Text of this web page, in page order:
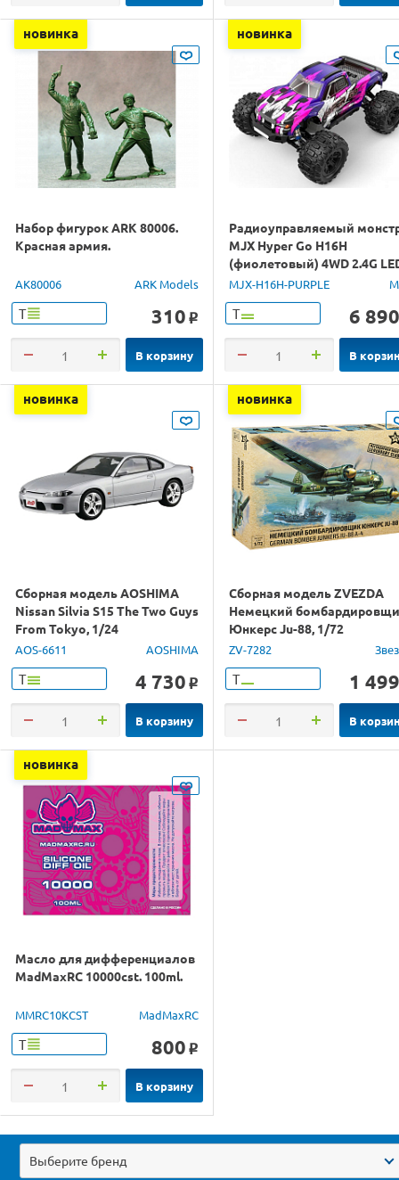
новинка
Набор фигурок ARK 80006.
Красная армия.
AK80006 ARK Models
Т 310 o
В корзину
новинка
Радиоуправляемый
MJX Hyper Go H16H
(фиолетовый) 4WD 2.4G
GPS 1/16 RTR
MJX-H16H-PURPLE
Т 6 890
В
новинка
Сборная модель AOSHIMA
Nissan Silvia S15 The Two Guys
From Tokyo, 1/24
AOS-6611 AOSHIMA
Т 4 730 o
В корзину
новинка
Сборная модель ZVEZDA
Немецкий
Юнкерс Ju-88, 1/72
ZV-7282
Т 1 499
В
новинка
Масло для дифференциалов
MadMaxRC 10000cst. 100ml.
MMRC10KCST MadMaxRC
Т 800 o
В корзину
Выберите бренд